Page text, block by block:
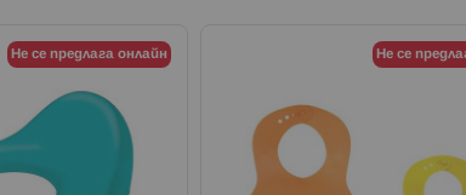
Не се предлага онлайн Не се